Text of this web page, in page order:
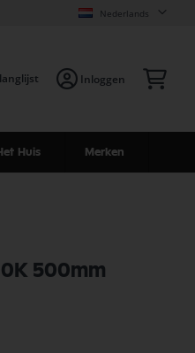
Nederlands
Inloggen
Huis Merken
500mm